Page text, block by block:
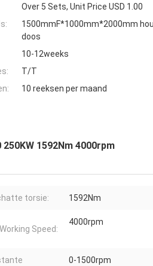
Over 5 Sets, Unit Price USD 1.00
1500mmF*1000mm*2000mm
doos
10-12weeks
T/T
10 reeksen per maand
1592Nm 4000rpm
torsie: 1592Nm
Speed:
4000rpm
0-1500rpm